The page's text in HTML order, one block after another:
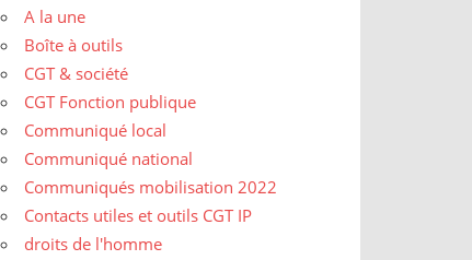
A la une
Boîte à outils
CGT & société
CGT Fonction publique
Communiqué local
Communiqué national
Communiqués mobilisation 2022
Contacts utiles et outils CGT IP
droits de l'homme